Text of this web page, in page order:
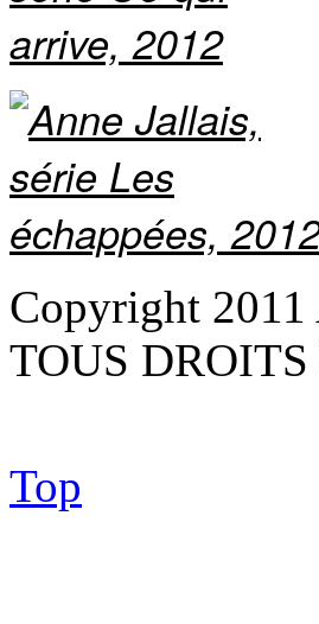
Copyright 2011
TOUS DROITS
Top